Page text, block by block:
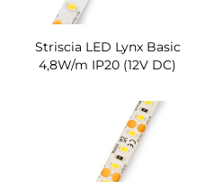
Striscia LED Lynx Basic
4,8W/m IP20 (12V DC)